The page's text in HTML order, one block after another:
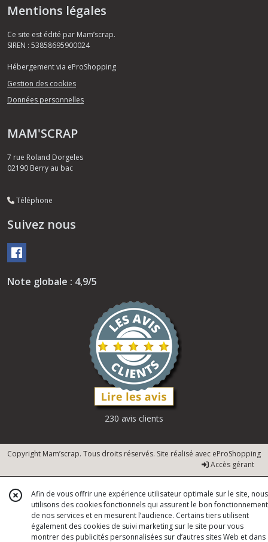
Mentions légales
Ce site est édité par Mam’scrap.
SIREN : 53858695900024
Hébergement via eProShopping
Gestion des cookies
Données personnelles
MAM'SCRAP
7 rue Roland Dorgeles
02190 Berry au bac
Téléphone
Suivez nous
Note globale : 4,9/5
230 avis clients
Copyright Mam’scrap. Tous droits réservés. Site réalisé avec eProShopping
Accès gérant
Afin de vous offrir une expérience utilisateur optimale sur le site, nous
utilisons des cookies fonctionnels qui assurent le bon fonctionnement
de nos services et en mesurent l’audience. Certains tiers utilisent
également des cookies de suivi marketing sur le site pour vous
montrer des publicités personnalisées sur d’autres sites Web et dans